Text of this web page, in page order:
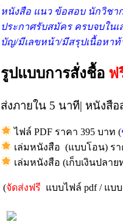
หนังสือ แนว ข้อสอบ นักวิชา
ประกาศรับสมัคร ครบจบใน
บัญ/มีเลขหน้า/มีสรุปเนื้อหาท้
รูปแบบการสั่งชื้อ ฟ
ส่งภายใน 5 นาที| หนังสือ
ไฟล์ PDF ราคา 395 บาท (
เล่มหนังสือ (แบบโอน) รา
เล่มหนังสือ (เก็บเงินปลา
(จัดส่งฟรี แบบไฟล์ pdf / แบ